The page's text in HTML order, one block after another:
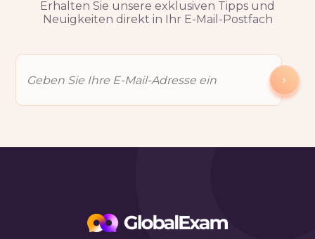
Erhalten Sie unsere exklusiven Tipps und
Neuigkeiten direkt in Ihr E-Mail-Postfach